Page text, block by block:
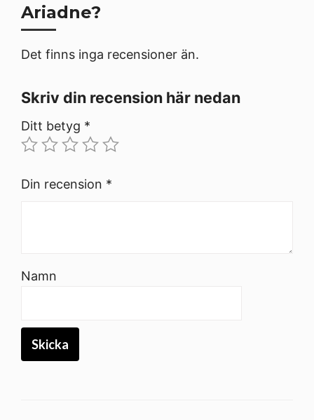
Ariadne?
Det finns inga recensioner än.
Skriv din recension här nedan
Ditt betyg *
Din recension *
Namn